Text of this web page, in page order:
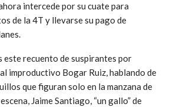
intercede por su cuate para
de la 4T y llevarse su pago de
este recuento de suspirantes por
improductivo Bogar Ruiz, hablando de
que figuran solo en la manzana de
Jaime Santiago, “un gallo” de